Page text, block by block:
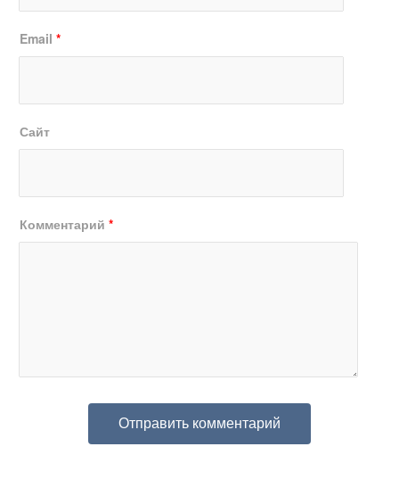
Email*
Сайт
Комментарий*